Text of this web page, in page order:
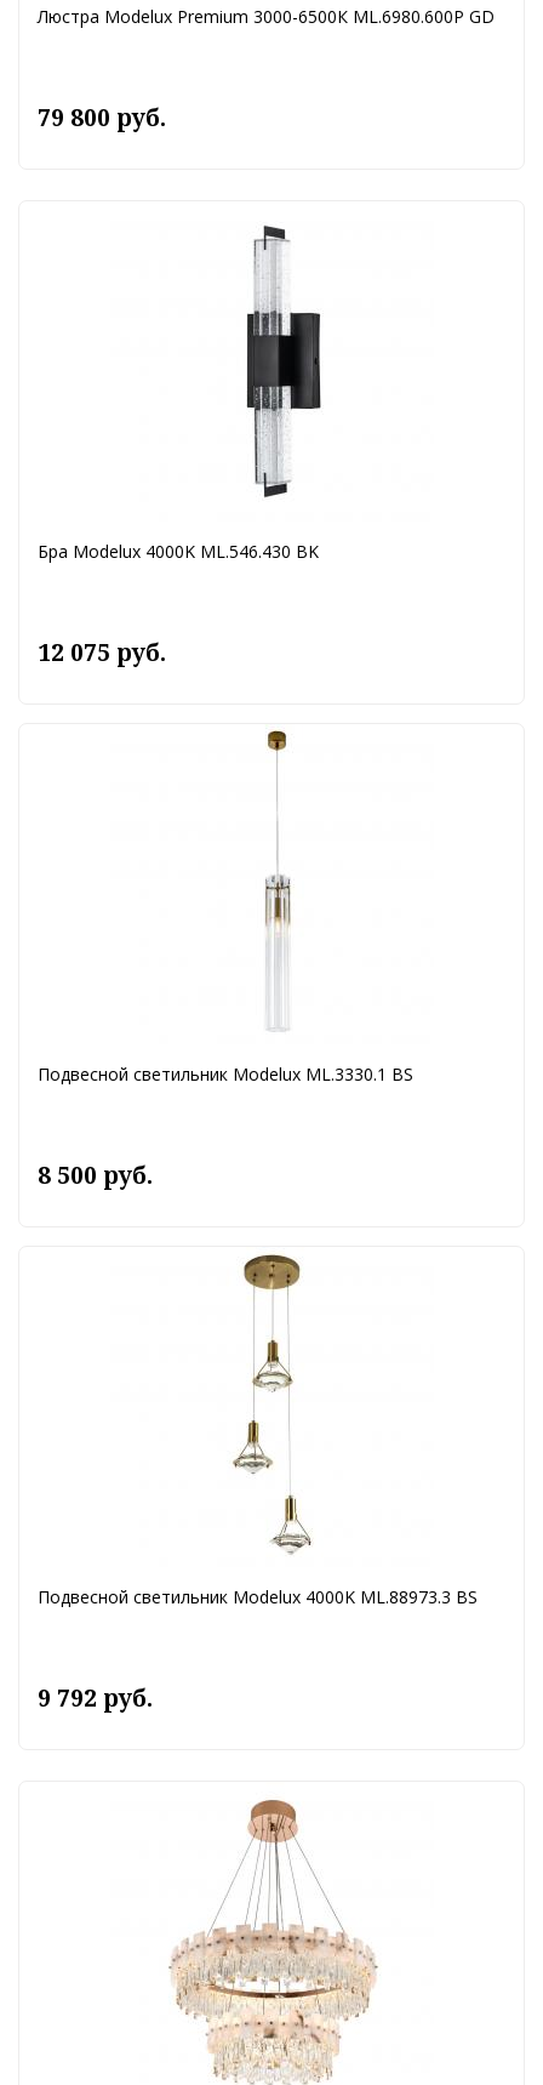
Люстра Modelux Premium 3000-6500К ML.6980.600P GD
79 800 руб.
Бра Modelux 4000K ML.546.430 BK
12 075 руб.
Подвесной светильник Modelux ML.3330.1 BS
8 500 руб.
Подвесной светильник Modelux 4000K ML.88973.3 BS
9 792 руб.